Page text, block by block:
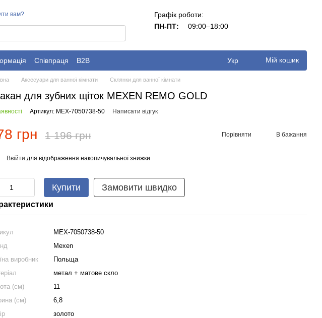
вам?
Графік роботи:
ПН-ПТ:
09:00–18:00
Співпраця B2B Укр Мій кошик
Аксесуари для ванної кімнати Склянки для ванної кімнати
для зубних щіток MEXEN REMO GOLD
Артикул: MEX-7050738-50 Написати відгук
грн 1 196 грн Порівняти В бажання
Ввійти для відображення накопичувальної знижки
Купити Замовити швидко
MEX-7050738-50
Mexen
виробник
Польща
метал + матове скло
(см)
11
(см)
6,8
золото